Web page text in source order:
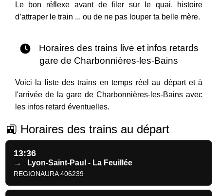
Le bon réflexe avant de filer sur le quai, histoire
d’attraper le train ... ou de ne pas louper ta belle mère.
Horaires des trains live et infos retards
gare de Charbonnières-les-Bains
Voici la liste des trains en temps réel au départ et à
l'arrivée de la gare de Charbonnières-les-Bains avec
les infos retard éventuelles.
🚉 Horaires des trains au départ
13:36
→ Lyon-Saint-Paul - La Feuillée
REGIONAURA 406239